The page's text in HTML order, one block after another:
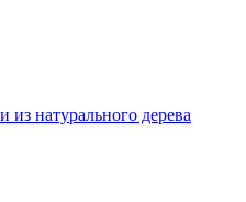
из натурального дерева